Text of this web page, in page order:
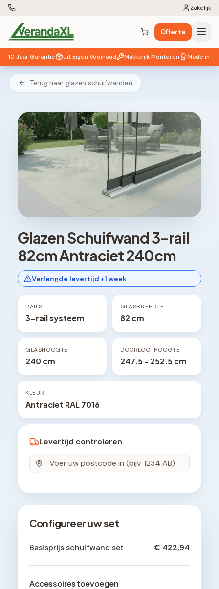
Zakelijk
Winkelwagen ( 0 items)
Offerte
10 Jaar Garantie Uit Eigen Voorraad Makkelijk Monteren Made in EU
Terug naar glazen schuifwanden
HOWQ®
Glazen Schuifwand 3-rail
82cm Antraciet 240cm
Verlengde levertijd +1 week
RAILS
3-rail systeem
GLASBREEDTE
82 cm
GLASHOOGTE
240 cm
DOORLOOPHOOGTE
247.5 - 252.5 cm
KLEUR
Antraciet RAL 7016
Levertijd controleren
Configureer uw set
Basisprijs schuifwand set € 422,94
Accessoires toevoegen